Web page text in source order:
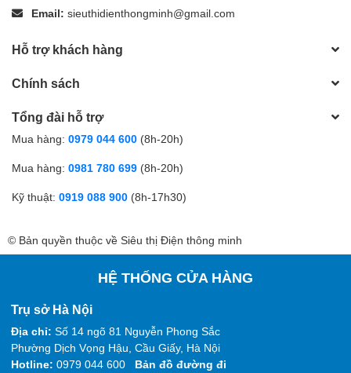
Email: sieuthidienthongminh@gmail.com
Hỗ trợ khách hàng
Chính sách
Tổng đài hỗ trợ
Mua hàng: 0979 044 600 (8h-20h)
Mua hàng: 0981 780 699 (8h-20h)
Kỹ thuật: 0919 088 900 (8h-17h30)
© Bản quyền thuộc về Siêu thị Điện thông minh
HỆ THỐNG CỬA HÀNG
Trụ sở Hà Nội
Địa chỉ: Số 14 ngõ 81 Nguyễn Phong Sắc
Phường Dịch Vọng Hậu, Cầu Giấy, Hà Nội
Hotline: 0979 044 600 Bản đồ đường đi